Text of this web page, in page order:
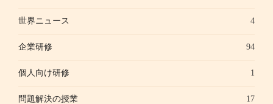
世界ニュース 4
企業研修 94
個人向け研修 1
問題解決の授業 17